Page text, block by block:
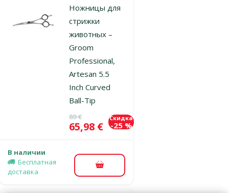
Ножницы для
стрижки
животных –
Groom
Professional,
Artesan 5.5
Inch Curved
Ball-Tip
Исходная цена
89 €
Цена
65,98 €
Скидка
-25 %
В наличии
Бесплатная
доставка
В корзину